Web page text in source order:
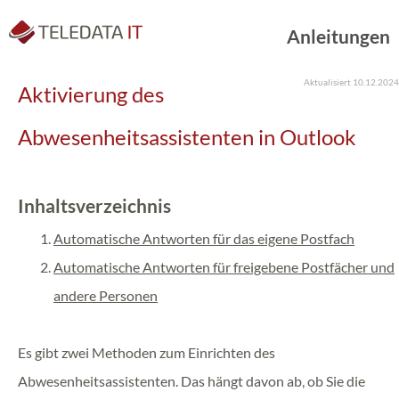
Anleitungen
Aktualisiert 10.12.2024
Aktivierung des
Abwesenheitsassistenten in Outlook
Inhaltsverzeichnis
Automatische Antworten für das eigene Postfach
Automatische Antworten für freigebene Postfächer und
andere Personen
Es gibt zwei Methoden zum Einrichten des
Abwesenheitsassistenten. Das hängt davon ab, ob Sie die